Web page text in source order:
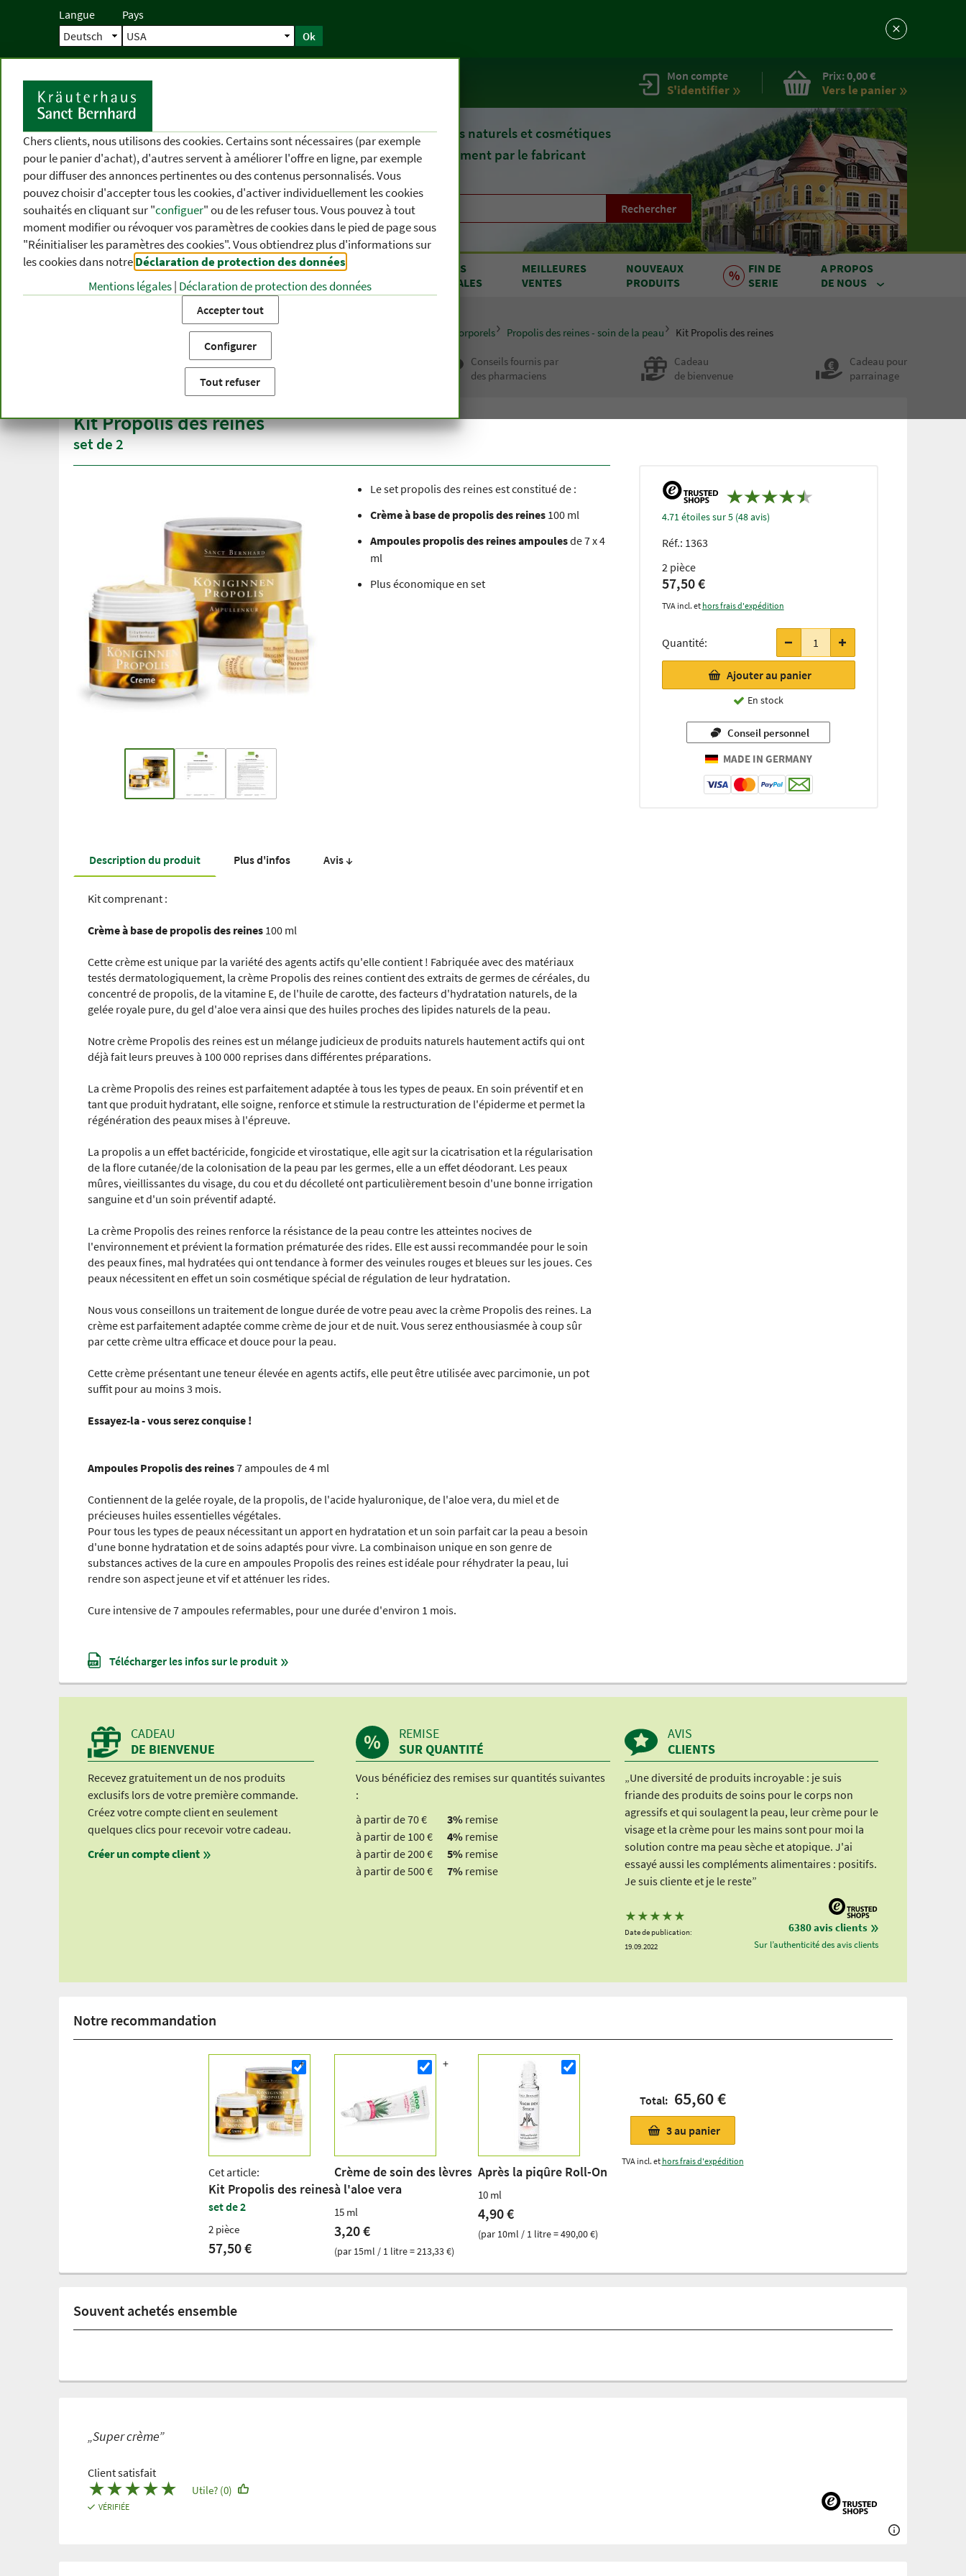
Langue Pays
Ok
Accueil Mon compte
S'identifier
Prix:0,00 €
Vers le panier
Depuis 1903, des remèdes naturels et cosmétiques
fournis directement par le fabricant
Rechercher
CATÉGORIES
DE PRODUITS
DIFFÉRENTS
THÈMES
PRODUITS
DE A À Z
OFFRES
SPÉCIALES
MEILLEURES
VENTES
NOUVEAUX
PRODUITS
FIN DE
SERIE
A PROPOS
DE NOUS
Catégories de produits Lignes de soins corporels Propolis des reines - soin de la peau
Kit Propolis des reines
Conseils fournis par
des pharmaciens
Cadeau
de bienvenue
Cadeau pour
parrainage
Kit Propolis des reines
set de 2
4.71 étoiles sur 5 (48 avis)
Réf.: 1363
2 pièce
57,50 €
TVA incl. et hors frais d'expédition
Quantité:
Ajouter au panier
En stock
Conseil personnel
Le set propolis des reines est constitué de :
Crème à base de propolis des reines 100 ml
Ampoules propolis des reines ampoulesde 7 x 4
ml
Plus économique en set
Description du produit Plus d'infos Avis ↓
Kit comprenant :
Crème à base de propolis des reines 100 ml
Cette crème est unique par la variété des agents actifs qu'elle contient ! Fabriquée avec des matériaux
testés dermatologiquement, la crème Propolis des reines contient des extraits de germes de céréales, du
concentré de propolis, de la vitamine E, de l'huile de carotte, des facteurs d'hydratation naturels, de la
gelée royale pure, du gel d'aloe vera ainsi que des huiles proches des lipides naturels de la peau.
Notre crème Propolis des reines est un mélange judicieux de produits naturels hautement actifs qui ont
déjà fait leurs preuves à 100 000 reprises dans différentes préparations.
La crème Propolis des reines est parfaitement adaptée à tous les types de peaux. En soin préventif et en
tant que produit hydratant, elle soigne, renforce et stimule la restructuration de l'épiderme et permet la
régénération des peaux mises à l'épreuve.
La propolis a un effet bactéricide, fongicide et virostatique, elle agit sur la cicatrisation et la régularisation
de la flore cutanée/de la colonisation de la peau par les germes, elle a un effet déodorant. Les peaux
mûres, vieillissantes du visage, du cou et du décolleté ont particulièrement besoin d'une bonne irrigation
sanguine et d'un soin préventif adapté.
La crème Propolis des reines renforce la résistance de la peau contre les atteintes nocives de
l'environnement et prévient la formation prématurée des rides. Elle est aussi recommandée pour le soin
des peaux fines, mal hydratées qui ont tendance à former des veinules rouges et bleues sur les joues. Ces
peaux nécessitent en effet un soin cosmétique spécial de régulation de leur hydratation.
Nous vous conseillons un traitement de longue durée de votre peau avec la crème Propolis des reines. La
crème est parfaitement adaptée comme crème de jour et de nuit. Vous serez enthousiasmée à coup sûr
par cette crème ultra efficace et douce pour la peau.
Cette crème présentant une teneur élevée en agents actifs, elle peut être utilisée avec parcimonie, un pot
suffit pour au moins 3 mois.
Essayez-la - vous serez conquise !
Ampoules Propolis des reines7 ampoules de 4 ml
Contiennent de la gelée royale, de la propolis, de l'acide hyaluronique, de l'aloe vera, du miel et de
précieuses huiles essentielles végétales.
Pour tous les types de peaux nécessitant un apport en hydratation et un soin parfait car la peau a besoin
d'une bonne hydratation et de soins adaptés pour vivre. La combinaison unique en son genre de
substances actives de la cure en ampoules Propolis des reines est idéale pour réhydrater la peau, lui
rendre son aspect jeune et vif et atténuer les rides.
Cure intensive de 7 ampoules refermables, pour une durée d'environ 1 mois.
Télécharger les infos sur le produit
Notre recommandation
Cet article:
Kit Propolis des reines
set de 2
2 pièce
57,50 €
Crème de soin des lèvres
à l'aloe vera
15 ml
3,20 €
(par 15ml / 1 litre = 213,33 €)
Après la piqûre Roll-On
10 ml
4,90 €
(par 10ml / 1 litre = 490,00 €)
Total: 65,60 €
3au panier
TVA incl. et hors frais d'expédition
Souvent achetés ensemble
„Super crème”
Client satisfait
★★★★★
VÉRIFIÉE
Utile? (0)
CADEAU
DE BIENVENUE
Recevez gratuitement un de nos produits
exclusifs lors de votre première commande.
Créez votre compte client en seulement
quelques clics pour recevoir votre cadeau.
Créer un compte client
REMISE
SUR QUANTITÉ
Vous bénéficiez des remises sur quantités suivantes
:
à partir de 70 €
3% remise
à partir de 100 €
4% remise
à partir de 200 €
5% remise
à partir de 500 €
7% remise
AVIS
CLIENTS
„Une diversité de produits incroyable : je suis
friande des produits de soins pour le corps non
agressifs et qui soulagent la peau, leur crème pour le
visage et la crème pour les mains sont pour moi la
solution contre ma peau sèche et atopique. J'ai
essayé aussi les compléments alimentaires : positifs.
Je suis cliente et je le reste”
★ ★ ★ ★ ★
Date de publication:
19.09.2022
6380 avis clients
Sur l’authenticité des avis clients
Chers clients, nous utilisons des cookies. Certains sont nécessaires (par exemple
pour le panier d'achat), d'autres servent à améliorer l'offre en ligne, par exemple
pour diffuser des annonces pertinentes ou des contenus personnalisés. Vous
pouvez choisir d'accepter tous les cookies, d'activer individuellement les cookies
souhaités en cliquant sur "configuer" ou de les refuser tous. Vous pouvez à tout
moment modifier ou révoquer vos paramètres de cookies dans le pied de page sous
"Réinitialiser les paramètres des cookies". Vous obtiendrez plus d'informations sur
les cookies dans notreDéclaration de protection des données
Mentions légales| Déclaration de protection des données
Accepter tout
Configurer
Tout refuser